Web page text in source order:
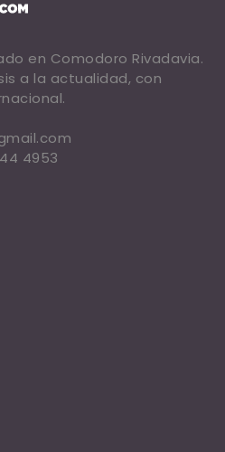
en Comodoro Rivadavia.
a la actualidad, con
4953